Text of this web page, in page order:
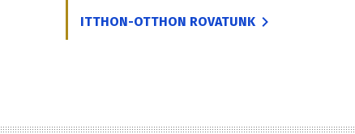
ITTHON-OTTHON ROVATUNK